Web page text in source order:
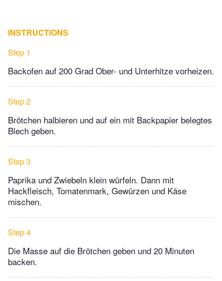
INSTRUCTIONS
Step 1
Backofen auf 200 Grad Ober- und Unterhitze vorheizen.
Step 2
Brötchen halbieren und auf ein mit Backpapier belegtes
Blech geben.
Step 3
Paprika und Zwiebeln klein würfeln. Dann mit
Hackfleisch, Tomatenmark, Gewürzen und Käse
mischen.
Step 4
Die Masse auf die Brötchen geben und 20 Minuten
backen.